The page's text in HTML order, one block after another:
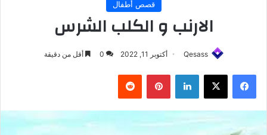
قصص أطفال
الارنب و الكلب الشرس
Qesass أكتوبر 11, 2022 0 أقل من دقيقة
فيسبوك ‫X لينكدإن بينتيريست